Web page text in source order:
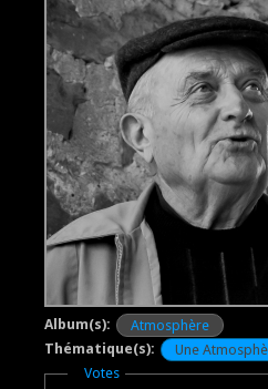
Album(s):
Atmosphère
Thématique(s):
Une
Masquer
Votes